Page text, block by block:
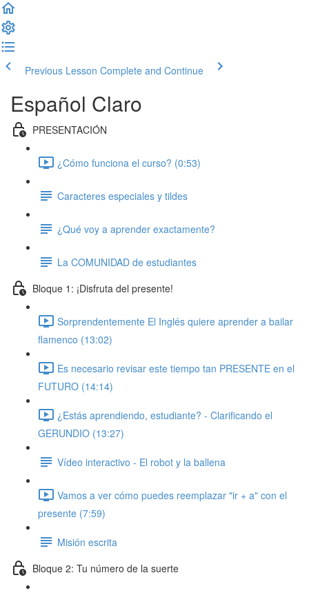
Previous Lesson Complete and Continue
Español Claro
PRESENTACIÓN
¿Cómo funciona el curso? (0:53)
Caracteres especiales y tildes
¿Qué voy a aprender exactamente?
La COMUNIDAD de estudiantes
Bloque 1: ¡Disfruta del presente!
Sorprendentemente El Inglés quiere aprender a bailar
flamenco (13:02)
Es necesario revisar este tiempo tan PRESENTE en el
FUTURO (14:14)
¿Estás aprendiendo, estudiante? - Clarificando el
GERUNDIO (13:27)
Vídeo interactivo - El robot y la ballena
Vamos a ver cómo puedes reemplazar "ir + a" con el
presente (7:59)
Misión escrita
Bloque 2: Tu número de la suerte